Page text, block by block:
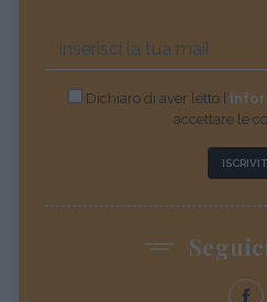
Dichiaro di aver letto l’
accettare le